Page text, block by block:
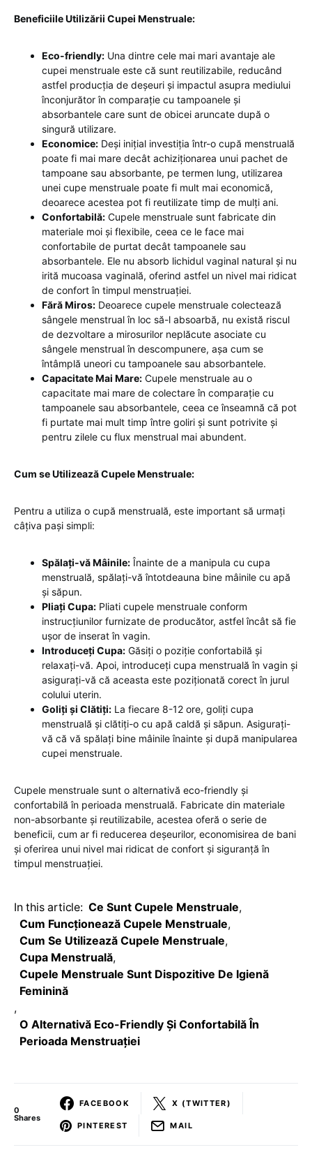
Beneficiile Utilizării Cupei Menstruale:
Eco-friendly: Una dintre cele mai mari avantaje ale
cupei menstruale este că sunt reutilizabile, reducând
astfel producția de deșeuri și impactul asupra mediului
înconjurător în comparație cu tampoanele și
absorbantele care sunt de obicei aruncate după o
singură utilizare.
Economice: Deși inițial investiția într-o cupă menstruală
poate fi mai mare decât achiziționarea unui pachet de
tampoane sau absorbante, pe termen lung, utilizarea
unei cupe menstruale poate fi mult mai economică,
deoarece acestea pot fi reutilizate timp de mulți ani.
Confortabilă: Cupele menstruale sunt fabricate din
materiale moi și flexibile, ceea ce le face mai
confortabile de purtat decât tampoanele sau
absorbantele. Ele nu absorb lichidul vaginal natural și nu
irită mucoasa vaginală, oferind astfel un nivel mai ridicat
de confort în timpul menstruației.
Fără Miros: Deoarece cupele menstruale colectează
sângele menstrual în loc să-l absoarbă, nu există riscul
de dezvoltare a mirosurilor neplăcute asociate cu
sângele menstrual în descompunere, așa cum se
întâmplă uneori cu tampoanele sau absorbantele.
Capacitate Mai Mare: Cupele menstruale au o
capacitate mai mare de colectare în comparație cu
tampoanele sau absorbantele, ceea ce înseamnă că pot
fi purtate mai mult timp între goliri și sunt potrivite și
pentru zilele cu flux menstrual mai abundent.
Cum se Utilizează Cupele Menstruale:
Pentru a utiliza o cupă menstruală, este important să urmați
câțiva pași simpli:
Spălați-vă Mâinile: Înainte de a manipula cu cupa
menstruală, spălați-vă întotdeauna bine mâinile cu apă
și săpun.
Pliați Cupa: Pliati cupele menstruale conform
instrucțiunilor furnizate de producător, astfel încât să fie
ușor de inserat în vagin.
Introduceți Cupa: Găsiți o poziție confortabilă și
relaxați-vă. Apoi, introduceți cupa menstruală în vagin și
asigurați-vă că aceasta este poziționată corect în jurul
colului uterin.
Goliți și Clătiți: La fiecare 8-12 ore, goliți cupa
menstruală și clătiți-o cu apă caldă și săpun. Asigurați-
vă că vă spălați bine mâinile înainte și după manipularea
cupei menstruale.
Cupele menstruale sunt o alternativă eco-friendly și
confortabilă în perioada menstruală. Fabricate din materiale
non-absorbante și reutilizabile, acestea oferă o serie de
beneficii, cum ar fi reducerea deșeurilor, economisirea de bani
și oferirea unui nivel mai ridicat de confort și siguranță în
timpul menstruației.
In this article: Ce Sunt Cupele Menstruale,
Cum Funcționează Cupele Menstruale,
Cum Se Utilizează Cupele Menstruale,
Cupa Menstruală,
Cupele Menstruale Sunt Dispozitive De Igienă
Feminină
,
O Alternativă Eco-Friendly Și Confortabilă În
Perioada Menstruației
0
Shares
FACEBOOK X (TWITTER)
PINTEREST MAIL